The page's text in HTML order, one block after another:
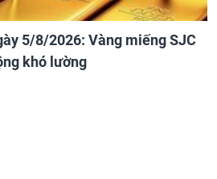
5/8/2026: Vàng miếng SJC
khó lường